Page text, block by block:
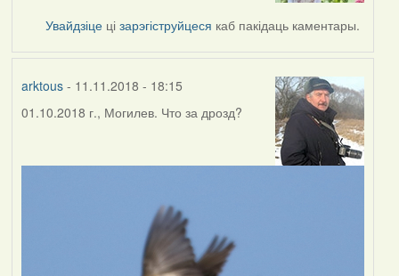
Harrier
Увайдзіце цізарэгіструйцеся каб пакідаць каментары.
arktous- 11.11.2018 - 18:15
01.10.2018 г., Могилев. Что за дрозд?